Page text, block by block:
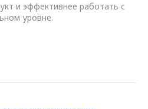
и эффективнее работать с
уровне.